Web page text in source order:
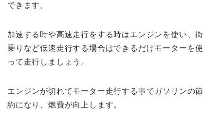
できます。
加速する時や高速走行をする時はエンジンを使い、街
乗りなど低速走行する場合はできるだけモーターを使
って走行しましょう。
エンジンが切れてモーター走行する事でガソリンの節
約になり、燃費が向上します。